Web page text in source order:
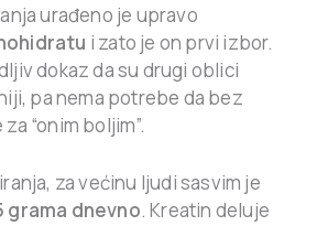
urađeno je upravo
i zato je on prvi izbor.
dokaz da su drugi oblici
pa nema potrebe da bez
“onim boljim”.
za većinu ljudi sasvim je
grama dnevno. Kreatin deluje